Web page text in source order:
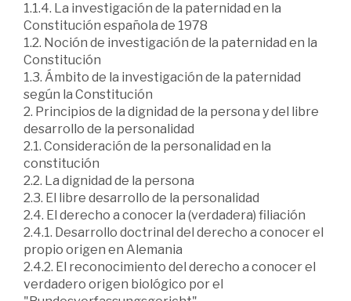
1.1.4. La investigación de la paternidad en la
Constitución española de 1978
1.2. Noción de investigación de la paternidad en la
Constitución
1.3. Ámbito de la investigación de la paternidad
según la Constitución
2. Principios de la dignidad de la persona y del libre
desarrollo de la personalidad
2.1. Consideración de la personalidad en la
constitución
2.2. La dignidad de la persona
2.3. El libre desarrollo de la personalidad
2.4. El derecho a conocer la (verdadera) filiación
2.4.1. Desarrollo doctrinal del derecho a conocer el
propio origen en Alemania
2.4.2. El reconocimiento del derecho a conocer el
verdadero origen biológico por el